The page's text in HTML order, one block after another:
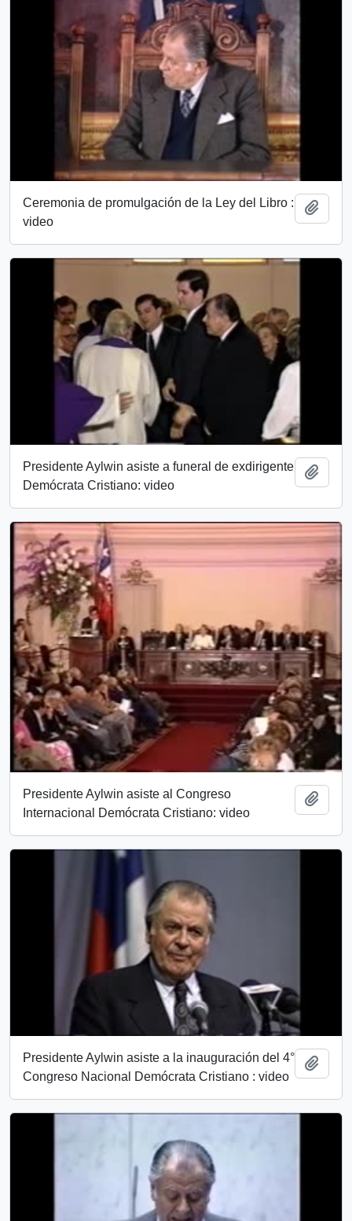
Ceremonia de promulgación de la Ley del Libro :
video
Presidente Aylwin asiste a funeral de exdirigente
Demócrata Cristiano: video
Presidente Aylwin asiste al Congreso
Internacional Demócrata Cristiano: video
Presidente Aylwin asiste a la inauguración del 4°
Congreso Nacional Demócrata Cristiano : video